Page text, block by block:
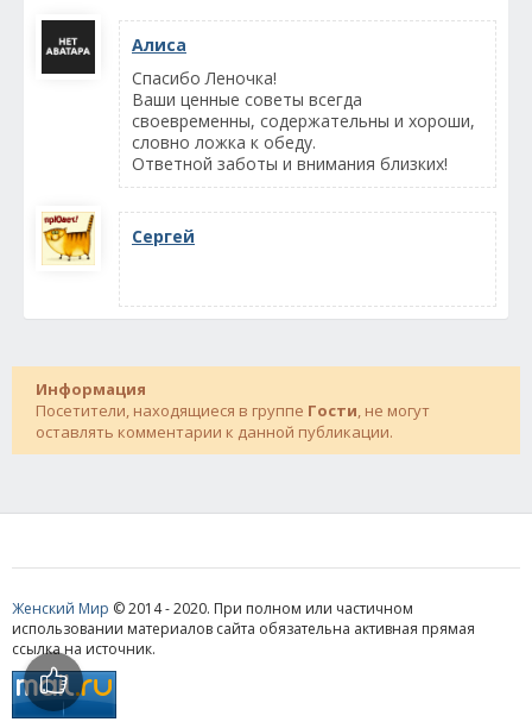
Алиса
Спасибо Леночка!
Ваши ценные советы всегда
своевременны, содержательны и хороши,
словно ложка к обеду.
Ответной заботы и внимания близких!
Сергей
Информация
Посетители, находящиеся в группе Гости, не могут
оставлять комментарии к данной публикации.
Женский Мир © 2014 - 2020. При полном или частичном
использовании материалов сайта обязательна активная прямая
ссылка на источник.